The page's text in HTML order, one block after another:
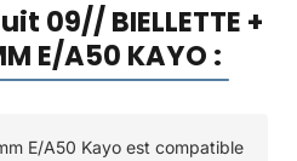
09// BIELLETTE +
E/A50 KAYO :
E/A50 Kayo est compatible